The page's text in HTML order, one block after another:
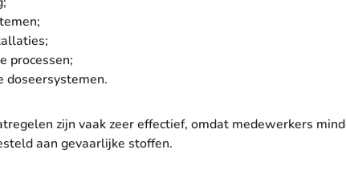
processen;
doseersystemen.
zijn vaak zeer effectief, omdat medewerkers
aan gevaarlijke stoffen.